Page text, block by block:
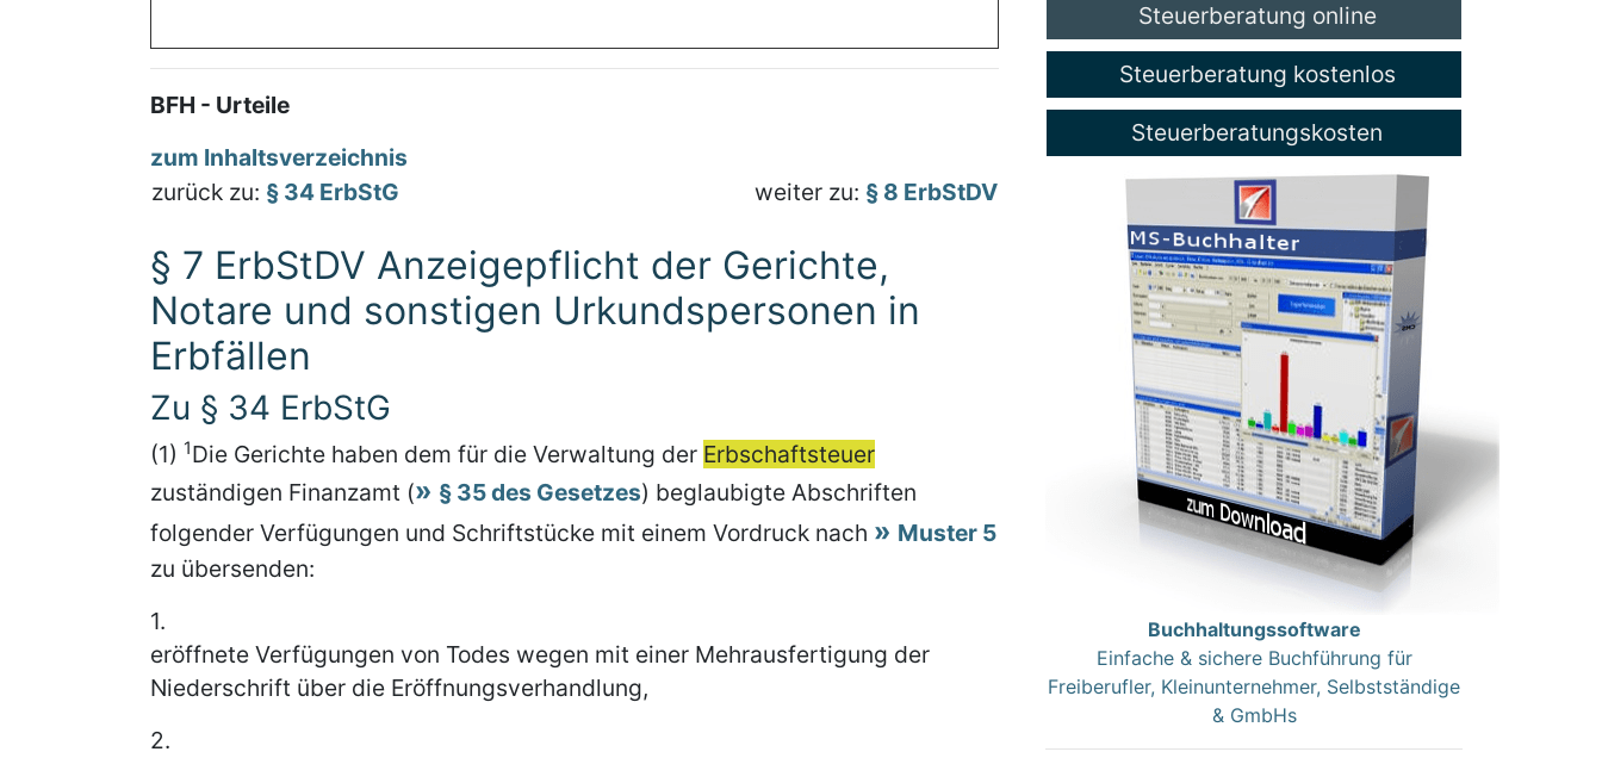
BFH - Urteile
zum Inhaltsverzeichnis
zurück zu: § 34 ErbStG weiter zu: § 8 ErbStDV
§ 7 ErbStDV Anzeigepflicht der Gerichte,
Notare und sonstigen Urkundspersonen in
Erbfällen
Zu § 34 ErbStG
(1) 1Die Gerichte haben dem für die Verwaltung der Erbschaftsteuer
zuständigen Finanzamt (
§ 35 des Gesetzes) beglaubigte Abschriften
folgender Verfügungen und Schriftstücke mit einem Vordruck nach
Muster 5
zu übersenden:
1.
eröffnete Verfügungen von Todes wegen mit einer Mehrausfertigung der
Niederschrift über die Eröffnungsverhandlung,
2.
Steuerberatung online
Steuerberatung kostenlos
Steuerberatungskosten
Buchhaltungssoftware
Einfache & sichere Buchführung für
Freiberufler, Kleinunternehmer, Selbstständige
& GmbHs